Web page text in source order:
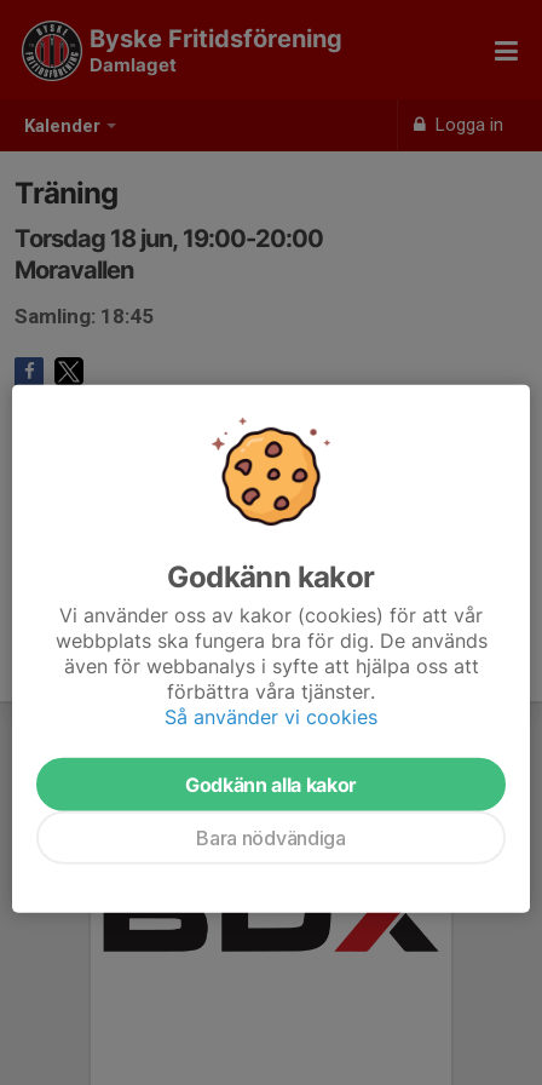
Kalender Logga in
Byske Fritidsförening
Damlaget
Träning
Torsdag 18 jun, 19:00-20:00
Moravallen
Samling: 18:45
Godkänn kakor
Vi använder oss av kakor (cookies) för att vår
webbplats ska fungera bra för dig. De används
även för webbanalys i syfte att hjälpa oss att
förbättra våra tjänster.
Så använder vi cookies
Godkänn alla kakor
Bara nödvändiga